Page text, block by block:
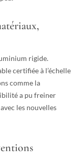
rigide.
certifiée à l’échelle
comme la
a pu freiner
les nouvelles